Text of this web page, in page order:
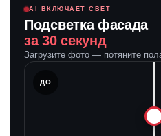
AI ВКЛЮЧАЕТ СВЕТ
Подсветка фасада
за 30 секунд
Загрузите фото — потяните
ДО